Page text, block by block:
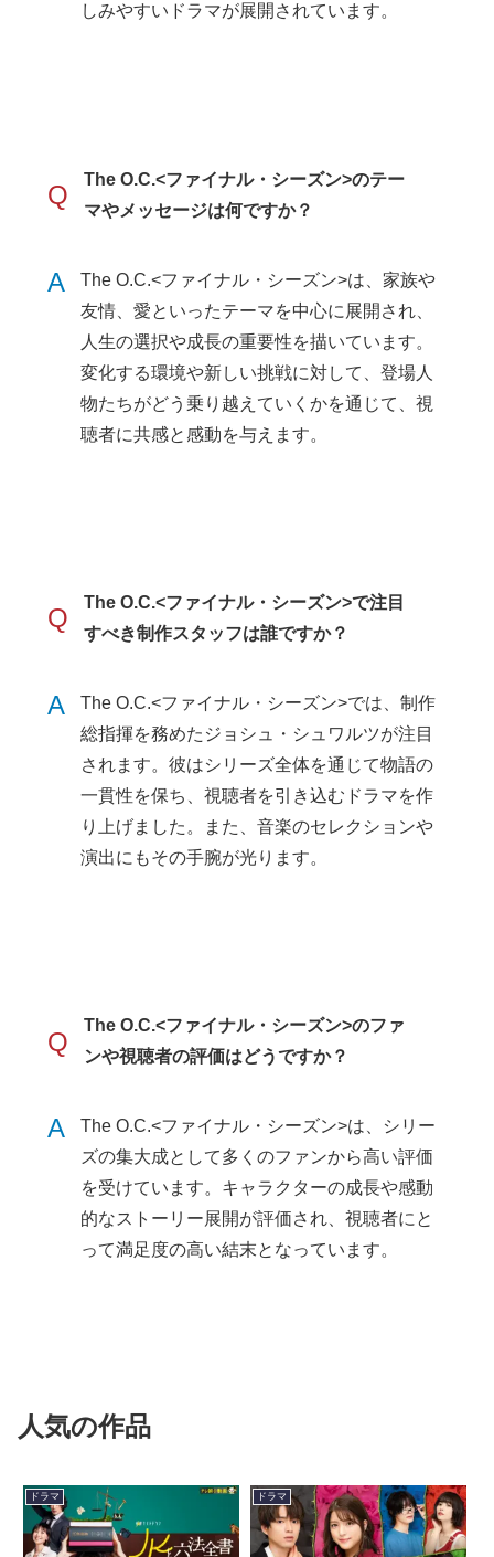
しみやすいドラマが展開されています。
Q
The O.C.<ファイナル・シーズン>のテー
マやメッセージは何ですか？
A
The O.C.<ファイナル・シーズン>は、家族や
友情、愛といったテーマを中心に展開され、
人生の選択や成長の重要性を描いています。
変化する環境や新しい挑戦に対して、登場人
物たちがどう乗り越えていくかを通じて、視
聴者に共感と感動を与えます。
Q
The O.C.<ファイナル・シーズン>で注目
すべき制作スタッフは誰ですか？
A
The O.C.<ファイナル・シーズン>では、制作
総指揮を務めたジョシュ・シュワルツが注目
されます。彼はシリーズ全体を通じて物語の
一貫性を保ち、視聴者を引き込むドラマを作
り上げました。また、音楽のセレクションや
演出にもその手腕が光ります。
Q
The O.C.<ファイナル・シーズン>のファ
ンや視聴者の評価はどうですか？
A
The O.C.<ファイナル・シーズン>は、シリー
ズの集大成として多くのファンから高い評価
を受けています。キャラクターの成長や感動
的なストーリー展開が評価され、視聴者にと
って満足度の高い結末となっています。
人気の作品
ドラマ ドラマ